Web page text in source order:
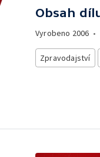
Obsah
Vyrobeno 2006 •
Zpravodajství